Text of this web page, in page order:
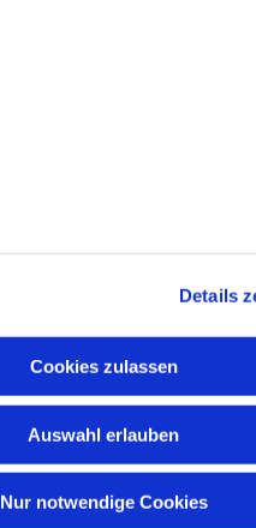
Details
Cookies zulassen
Auswahl erlauben
Nur notwendige Cookies